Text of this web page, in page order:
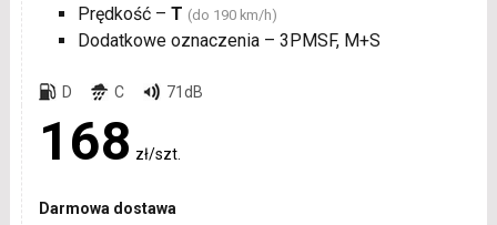
Prędkość – T (do 190 km/h)
Dodatkowe oznaczenia – 3PMSF, M+S
D C 71dB
168 zł/szt.
Darmowa dostawa